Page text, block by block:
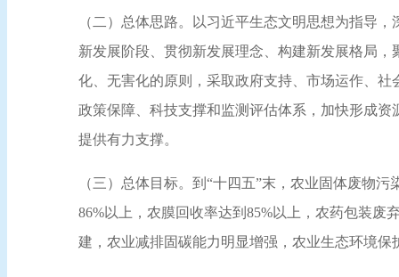
（二）总体思路。以习近平生态文明思想为指导
新发展阶段、贯彻新发展理念、构建新发展格局
化、无害化的原则，采取政府支持、市场运作、
政策保障、科技支撑和监测评估体系，加快形成
提供有力支撑。
（三）总体目标。到“十四五”末，农业固体废物
86%以上，农膜回收率达到85%以上，农药包装
建，农业减排固碳能力明显增强，农业生态环境